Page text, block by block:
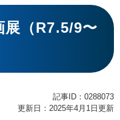
（R7.5/9〜
記事ID：0288073
更新日：2025年4月1日更新